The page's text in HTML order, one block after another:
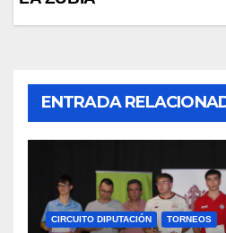
entradas
ENTRADA
CIRCUITO DIPUTACIÓN TORNEOS